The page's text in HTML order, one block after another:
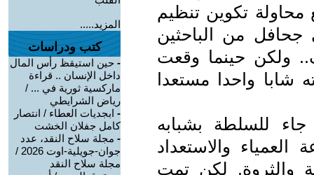
تكوين تنظيم
من الباحثين
ولكن حينما وقعت
شابا واحدا مستعدا
للسلطة بشبابه
والاستعداد
لكن تمت
المزيد.....
كتب ودراسات
- حين استيقظ رأس المال
داخل الإنسان .. قراءة
ماركسية ثورية في ... /
رياض الشرايطي
- ابجديات العطاء / انتصار
كامل جفلان الخشت
- مجلة سلاح النقد، عدد
جوان-جويلية-اوت 2026 /
مجلة سلاح النقد